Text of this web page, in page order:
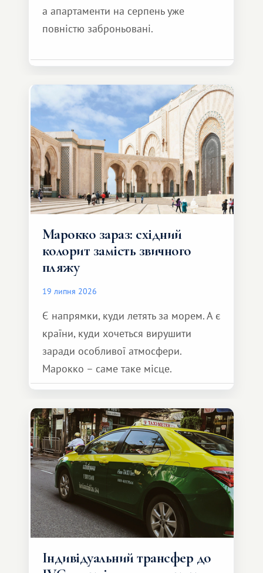
а апартаменти на серпень уже
повністю заброньовані.
Марокко зараз: східний
колорит замість звичного
пляжу
19 липня 2026
Є напрямки, куди летять за морем. А є
країни, куди хочеться вирушити
заради особливої ​​атмосфери.
Марокко – саме таке місце.
Індивідуальний трансфер до